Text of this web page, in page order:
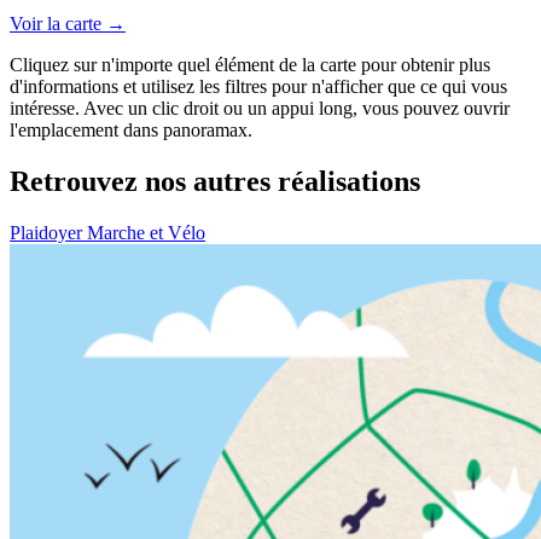
Voir la carte →
Cliquez sur n'importe quel élément de la carte pour obtenir plus
d'informations et utilisez les filtres pour n'afficher que ce qui vous
intéresse. Avec un clic droit ou un appui long, vous pouvez ouvrir
l'emplacement dans panoramax.
Retrouvez nos autres réalisations
Plaidoyer Marche et Vélo